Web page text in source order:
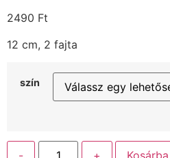
2490 Ft
12 cm, 2 fajta
szín